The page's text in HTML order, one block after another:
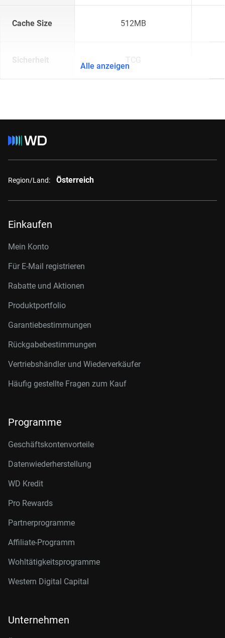
Cache Size 512MB
Sicherheit TCG
Alle anzeigen
Region/Land: Österreich
Einkaufen
Mein Konto
Für E-Mail registrieren
Rabatte und Aktionen
Produktportfolio
Garantiebestimmungen
Rückgabebestimmungen
Vertriebshändler und Wiederverkäufer
Häufig gestellte Fragen zum Kauf
Programme
Geschäftskontenvorteile
Datenwiederherstellung
WD Kredit
Pro Rewards
Partnerprogramme
Affiliate-Programm
Wohltätigkeitsprogramme
Western Digital Capital
Unternehmen